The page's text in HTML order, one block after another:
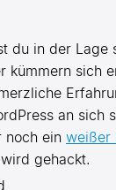
du in der Lage
kümmern sich
an sich
noch ein weißer
gehackt.